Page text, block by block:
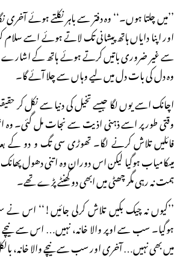
’’میں چلتا ہوں۔‘‘ وہ دفتر سے باہر نکلتے ہوئے
اور اپنا دایاں ہاتھ پیشانی تک لاتے ہوئے اسے
سے غیر ضروری باتیں کرتے ہوئے ہاتھ کے
وہ دل کی بات دل میں لیے وہاں سے چلا آئے گا۔
اچانک اسے یوں لگا جیسے تخیل کی دنیا سے نکل کر
وقتی طور پر اسے ذہنی اذیت سے نجات مل گئی۔ وہ
فائلیں تلاش کرنے لگا۔ تھوڑی سی تگ و دو کے
میںکامیاب ہوگیا لیکن اس دوران وہ اتنی دھول
ہمت نہ رہی مگر چھٹی میں ابھی دو گھنٹے پڑے تھے۔
’’کیوں نہ چیک بکیں تلاش کرلی جائیں!‘‘ اس نے
ہوگیا۔ سب سے اوپر والا خانہ، نہیں… اس سے نیچے
میں بھی نہیں… آخری اور سب سے نیچے والا خانہ،